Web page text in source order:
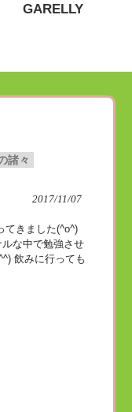
GARELLY
諸々
2017/11/07
てきました(^o^)
な中で勉強させ
飲みに行っても